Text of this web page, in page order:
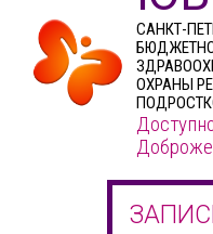
САНКТ-
ОХРАНЫ